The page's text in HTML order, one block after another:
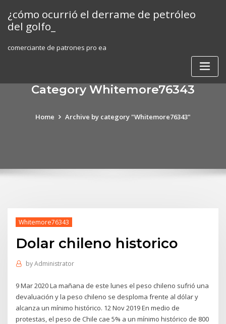
content
¿cómo ocurrió el derrame de petróleo
del golfo_
comerciante de patrones pro ea
Category Whitemore76343
Home Archive by category "Whitemore76343"
Whitemore76343
Dolar chileno historico
byAdministrator
9 Mar 2020 La mañana de este lunes el peso chileno sufrió una
devaluación y la peso chileno se desploma frente al dólar y
alcanza un mínimo histórico. 12 Nov 2019 En medio de
protestas, el peso de Chile cae 5% a un mínimo histórico de 800